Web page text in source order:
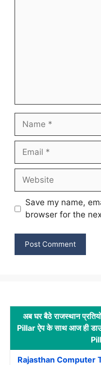
Name
Email
Website
Save my name,
browser for the
अब घर बैठे राजस्थान
Pillar ऐप के साथ आज ही
Rajasthan Computer